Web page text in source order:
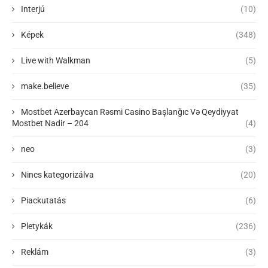
Interjú (10)
Képek (348)
Live with Walkman (5)
make.believe (35)
Mostbet Azerbaycan Rəsmi Casino Başlanğıc Və Qeydiyyat
Mostbet Nadir – 204
(4)
neo (3)
Nincs kategorizálva (20)
Piackutatás (6)
Pletykák (236)
Reklám (3)